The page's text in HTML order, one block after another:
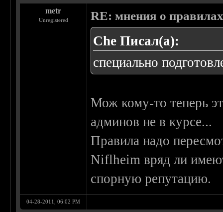
metr
Unregistered RE: мнения о
Che Писал(а):
специально
Мож кому-то теперь
админов не в курсе...
Правила надо
Niflheim вряд ли
спорную репутацию.
04-28-2011, 06:02 PM